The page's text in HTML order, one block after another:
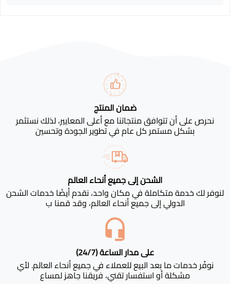
ضمان المنتج
نحرص على أن تتوافق منتجاتنا مع أعلى المعايير، لذلك نستثمر
بشكل مستمر كل عام في تطوير الجودة وتحسين
الشحن إلى جميع أنحاء العالم
لنوفر لك خدمة متكاملة في مكان واحد، نقدم أيضًا خدمات الشحن
الدولي إلى جميع أنحاء العالم، وقد قمنا ب
على مدار الساعة (24/7)
نوفّر خدمات ما بعد البيع للعملاء في جميع أنحاء العالم. لأي
مشكلة أو استفسار تقني، فريقنا جاهز لمساع